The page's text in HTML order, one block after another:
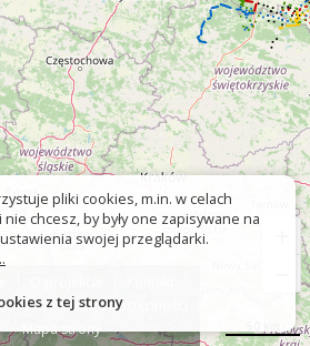
Deklaracja dostępności
Mapa strony
pliki cookies, m.in. w celach
nie chcesz, by były one zapisywane na
swojej przeglądarki.
z tej strony